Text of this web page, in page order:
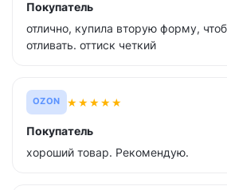
Покупатель
отлично, купила вторую форму,
отливать. оттиск четкий
OZON ★★★★★
Покупатель
хороший товар. Рекомендую.